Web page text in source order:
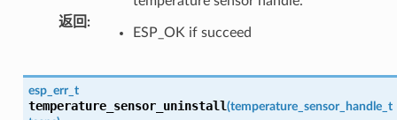
返回 :
ESP_OK if succeed
esp_err_t
temperature_sensor_uninstall(temperature_sensor_handle_t